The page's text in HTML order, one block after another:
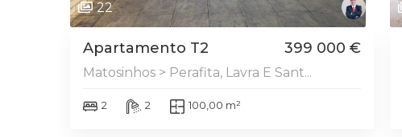
22
Apartamento T2 399 000 €
Matosinhos > Perafita, Lavra E Sant...
2 2 100,00 m²